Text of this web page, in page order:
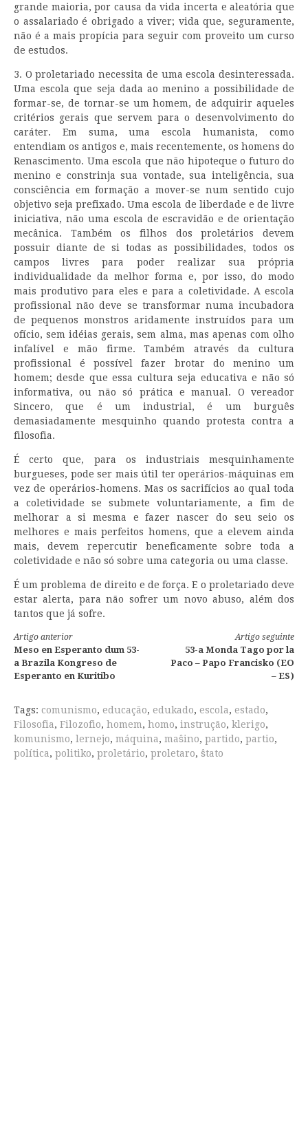
grande maioria, por causa da vida incerta e aleatória que
o assalariado é obrigado a viver; vida que, seguramente,
não é a mais propícia para seguir com proveito um curso
de estudos.
3. O proletariado necessita de uma escola desinteressada.
Uma escola que seja dada ao menino a possibilidade de
formar-se, de tornar-se um homem, de adquirir aqueles
critérios gerais que servem para o desenvolvimento do
caráter. Em suma, uma escola humanista, como
entendiam os antigos e, mais recentemente, os homens do
Renascimento. Uma escola que não hipoteque o futuro do
menino e constrinja sua vontade, sua inteligência, sua
consciência em formação a mover-se num sentido cujo
objetivo seja prefixado. Uma escola de liberdade e de livre
iniciativa, não uma escola de escravidão e de orientação
mecânica. Também os filhos dos proletários devem
possuir diante de si todas as possibilidades, todos os
campos livres para poder realizar sua própria
individualidade da melhor forma e, por isso, do modo
mais produtivo para eles e para a coletividade. A escola
profissional não deve se transformar numa incubadora
de pequenos monstros aridamente instruídos para um
ofício, sem idéias gerais, sem alma, mas apenas com olho
infalível e mão firme. Também através da cultura
profissional é possível fazer brotar do menino um
homem; desde que essa cultura seja educativa e não só
informativa, ou não só prática e manual. O vereador
Sincero, que é um industrial, é um burguês
demasiadamente mesquinho quando protesta contra a
filosofia.
É certo que, para os industriais mesquinhamente
burgueses, pode ser mais útil ter operários-máquinas em
vez de operários-homens. Mas os sacrifícios ao qual toda
a coletividade se submete voluntariamente, a fim de
melhorar a si mesma e fazer nascer do seu seio os
melhores e mais perfeitos homens, que a elevem ainda
mais, devem repercutir beneficamente sobre toda a
coletividade e não só sobre uma categoria ou uma classe.
É um problema de direito e de força. E o proletariado deve
estar alerta, para não sofrer um novo abuso, além dos
tantos que já sofre.
Continue
lendo
Artigo anterior
Meso en Esperanto dum 53-
a Brazila Kongreso de
Esperanto en Kuritibo
Artigo seguinte
53-a Monda Tago por la
Paco – Papo Francisko (EO
– ES)
Tags: comunismo, educação, edukado, escola, estado,
Filosofia, Filozofio, homem, homo, instrução, klerigo,
komunismo, lernejo, máquina, maŝino, partido, partio,
política, politiko, proletário, proletaro, ŝtato